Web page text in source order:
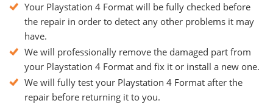
Your Playstation 4 Format will be fully checked before
the repair in order to detect any other problems it may
have.
We will professionally remove the damaged part from
your Playstation 4 Format and fix it or install a new one.
We will fully test your Playstation 4 Format after the
repair before returning it to you.